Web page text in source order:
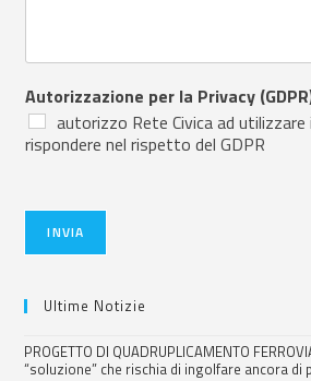
Autorizzazione per la Privacy
autorizzo Rete Civica ad
rispondere nel rispetto del GDPR
INVIA
Ultime Notizie
PROGETTO DI QUADRUPLICAMENTO
“soluzione” che rischia di ingolfare ancora di